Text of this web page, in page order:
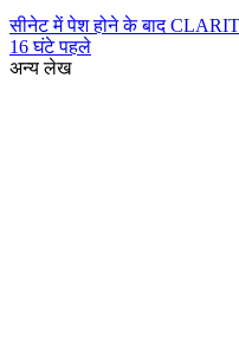
सीनेट में पेश होने के बाद
16 घंटे पहले
अन्य लेख